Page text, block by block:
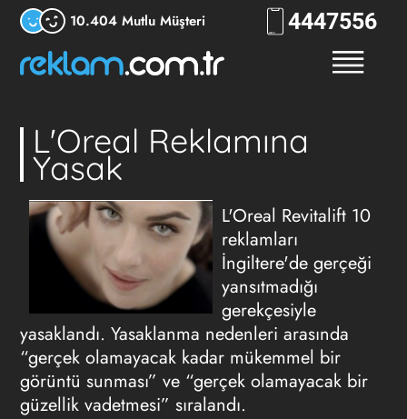
10.404 Mutlu Müşteri 444RKLM
L'Oreal Reklamına
Yasak
L'Oreal Revitalift 10
reklamları
İngiltere'de gerçeği
yansıtmadığı
gerekçesiyle
yasaklandı. Yasaklanma nedenleri arasında
“gerçek olamayacak kadar mükemmel bir
görüntü sunması” ve “gerçek olamayacak bir
güzellik vadetmesi” sıralandı.